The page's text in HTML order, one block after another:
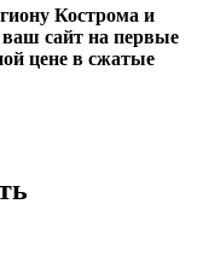
Кострома и
сайт на первые
цене в сжатые